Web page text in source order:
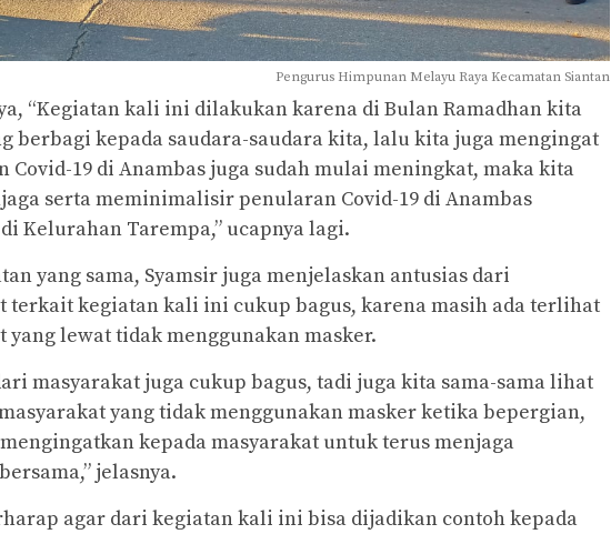
Pengurus Himpunan Melayu Raya Kecamatan Siantan
“Kegiatan kali ini dilakukan karena di Bulan Ramadhan kita
berbagi kepada saudara-saudara kita, lalu kita juga mengingat
Covid-19 di Anambas juga sudah mulai meningkat, maka kita
serta meminimalisir penularan Covid-19 di Anambas
Kelurahan Tarempa,” ucapnya lagi.
yang sama, Syamsir juga menjelaskan antusias dari
terkait kegiatan kali ini cukup bagus, karena masih ada terlihat
yang lewat tidak menggunakan masker.
masyarakat juga cukup bagus, tadi juga kita sama-sama lihat
yang tidak menggunakan masker ketika bepergian,
kepada masyarakat untuk terus menjaga
jelasnya.
agar dari kegiatan kali ini bisa dijadikan contoh kepada